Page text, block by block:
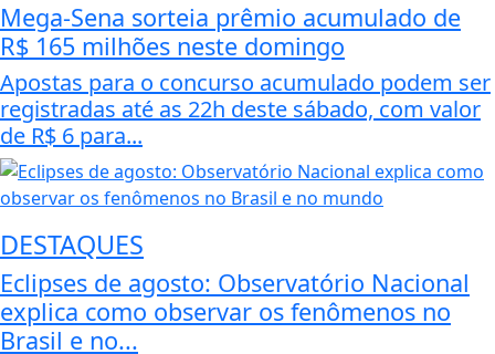
Mega-Sena sorteia prêmio acumulado de
R$ 165 milhões neste domingo
Apostas para o concurso acumulado podem ser
registradas até as 22h deste sábado, com valor
de R$ 6 para...
DESTAQUES
Eclipses de agosto: Observatório Nacional
explica como observar os fenômenos no
Brasil e no...